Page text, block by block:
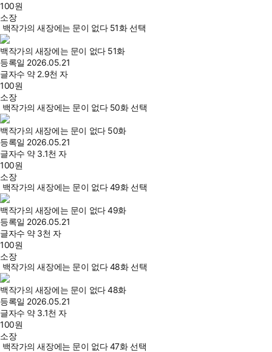
100원
소장
백작가의 새장에는 문이 없다 51화 선택
백작가의 새장에는 문이 없다 51화
등록일 2026.05.21
글자수 약 2.9천 자
100원
소장
백작가의 새장에는 문이 없다 50화 선택
백작가의 새장에는 문이 없다 50화
등록일 2026.05.21
글자수 약 3.1천 자
100원
소장
백작가의 새장에는 문이 없다 49화 선택
백작가의 새장에는 문이 없다 49화
등록일 2026.05.21
글자수 약 3천 자
100원
소장
백작가의 새장에는 문이 없다 48화 선택
백작가의 새장에는 문이 없다 48화
등록일 2026.05.21
글자수 약 3.1천 자
100원
소장
백작가의 새장에는 문이 없다 47화 선택